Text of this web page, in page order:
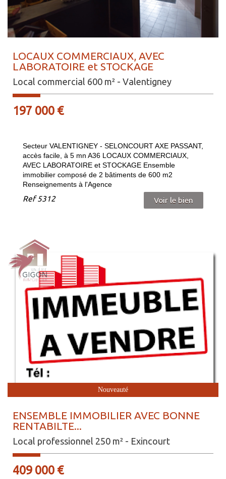
LOCAUX COMMERCIAUX, AVEC
LABORATOIRE et STOCKAGE
Local commercial 600 m² - Valentigney
197 000 €
Secteur VALENTIGNEY - SELONCOURT AXE PASSANT,
accès facile, à 5 mn A36 LOCAUX COMMERCIAUX,
AVEC LABORATOIRE et STOCKAGE Ensemble
immobilier composé de 2 bâtiments de 600 m2
Renseignements à l'Agence
Ref5312 Voir le bien
Nouveauté
ENSEMBLE IMMOBILIER AVEC BONNE
RENTABILTE...
Local professionnel 250 m² - Exincourt
409 000 €